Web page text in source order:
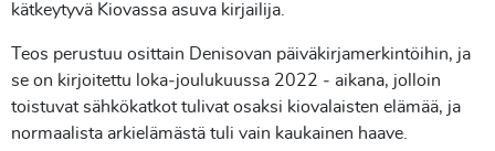
kätkeytyvä Kiovassa asuva kirjailija.
Teos perustuu osittain Denisovan päiväkirjamerkintöihin, ja
se on kirjoitettu loka‒joulukuussa 2022 ‒ aikana, jolloin
toistuvat sähkökatkot tulivat osaksi kiovalaisten elämää, ja
normaalista arkielämästä tuli vain kaukainen haave.